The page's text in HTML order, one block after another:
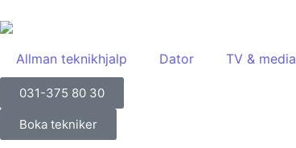
Allman teknikhjalp Dator TV & media
031-375 80 30
Boka tekniker